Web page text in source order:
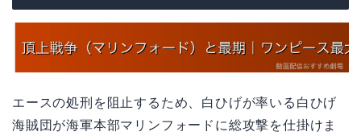
エースの処刑を阻止するため、白ひげが率いる白ひげ
海賊団が海軍本部マリンフォードに総攻撃を仕掛けま